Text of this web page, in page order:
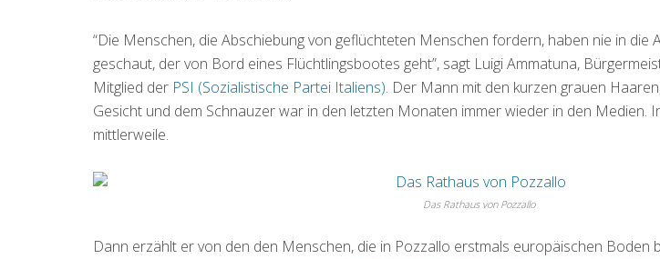
“Die Menschen, die Abschiebung von geflüchteten Menschen fordern, haben nie in die
geschaut, der von Bord eines Flüchtlingsbootes geht”, sagt Luigi Ammatuna,
Mitglied der PSI (Sozialistische Partei Italiens). Der Mann mit den kurzen grauen
Gesicht und dem Schnauzer war in den letzten Monaten immer wieder in den Medien.
mittlerweile.
Das Rathaus von Pozzallo
Dann erzählt er von den den Menschen, die in Pozzallo erstmals europäischen Boden